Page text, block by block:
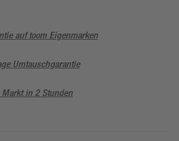
auf toom Eigenmarken
Umtauschgarantie
in 2 Stunden